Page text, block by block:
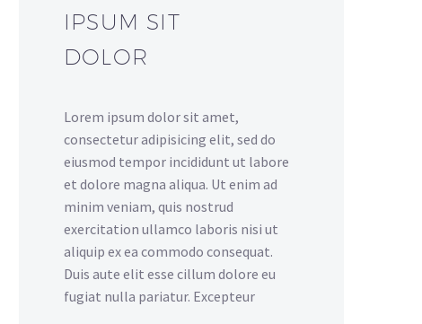
IPSUM SIT
DOLOR
Lorem ipsum dolor sit amet,
consectetur adipisicing elit, sed do
eiusmod tempor incididunt ut labore
et dolore magna aliqua. Ut enim ad
minim veniam, quis nostrud
exercitation ullamco laboris nisi ut
aliquip ex ea commodo consequat.
Duis aute elit esse cillum dolore eu
fugiat nulla pariatur. Excepteur